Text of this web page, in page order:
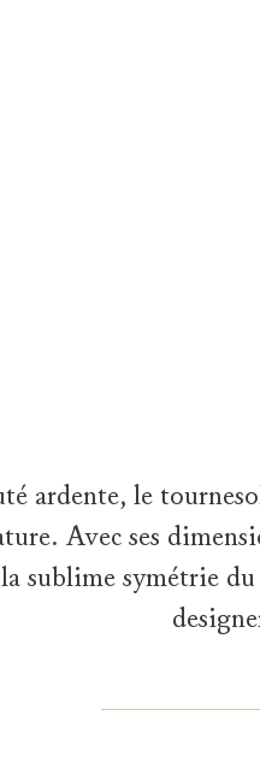
ardente, le
Avec ses
sublime symétrie